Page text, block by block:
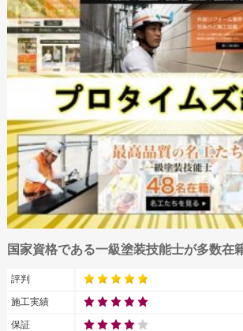
国家資格である一級塗装技能士が多数在
評判
施工実績
保証